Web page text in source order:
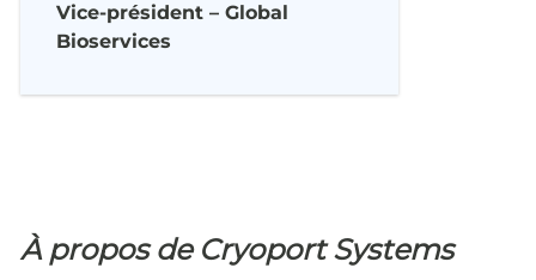
Vice-président – Global
Bioservices
À propos de Cryoport Systems